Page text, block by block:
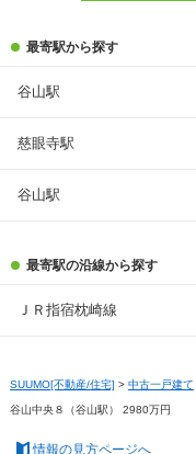
最寄駅から探す
谷山駅
慈眼寺駅
谷山駅
最寄駅の沿線から探す
ＪＲ指宿枕崎線
SUUMO[不動産/住宅] > 中古一戸建て
谷山中央８（谷山駅） 2980万円
情報の見方ページへ